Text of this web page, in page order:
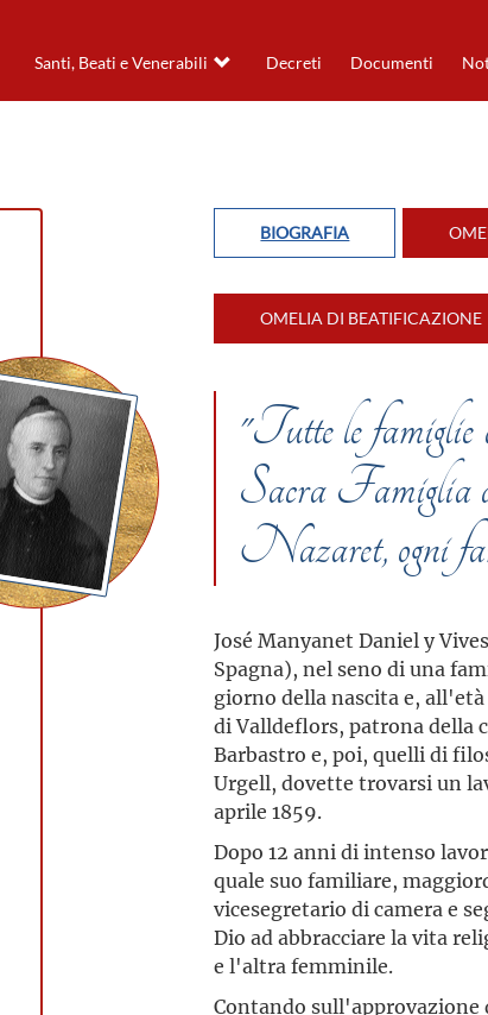
Santi, Beati e Venerabili Decreti Documenti
BIOGRAFIA
OMELIA DI BEATIFICAZIONE
"Tutte le famiglie
Sacra Famiglia
Nazaret, ogni
José Manyanet Daniel y
Spagna), nel seno di una
giorno della nascita e,
di Valldeflors, patrona della
Barbastro e, poi, quelli di
Urgell, dovette trovarsi un
aprile 1859.
Dopo 12 anni di intenso
quale suo familiare,
vicesegretario di camera e
Dio ad abbracciare la vita
e l'altra femminile.
Contando sull'approvazione